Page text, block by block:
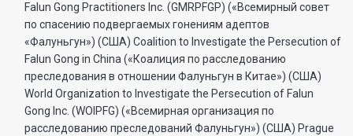
Falun Gong Practitioners Inc. (GMRPFGP) («Всемирный совет
по спасению подвергаемых гонениям адептов
«Фалуньгун») (США) Coalition to Investigate the Persecution of
Falun Gong in China («Коалиция по расследованию
преследования в отношении Фалуньгун в Китае») (США)
World Organization to Investigate the Persecution of Falun
Gong Inc. (WOIPFG) («Всемирная организация по
расследованию преследований Фалуньгун») (США) Prague